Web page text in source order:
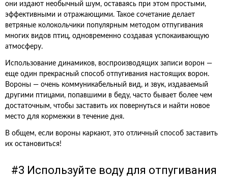
они издают необычный шум, оставаясь при этом простыми,
эффективными и отражающими. Такое сочетание делает
ветряные колокольчики популярным методом отпугивания
многих видов птиц, одновременно создавая успокаивающую
атмосферу.
Использование динамиков, воспроизводящих записи ворон —
еще один прекрасный способ отпугивания настоящих ворон.
Вороны — очень коммуникабельный вид, и звук, издаваемый
другими птицами, попавшими в беду, часто бывает более чем
достаточным, чтобы заставить их повернуться и найти новое
место для кормежки в течение дня.
В общем, если вороны каркают, это отличный способ заставить
их остановиться!
#3 Используйте воду для отпугивания